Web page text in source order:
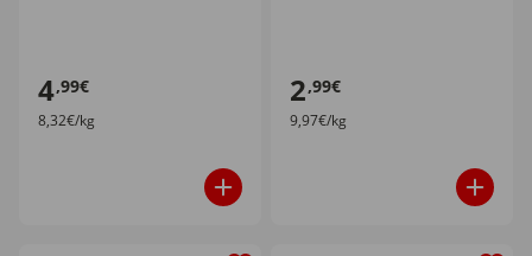
4,99€
8,32€/kg
2,99€
9,97€/kg